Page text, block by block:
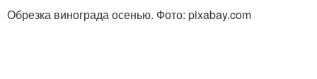
Обрезка винограда осенью. Фото: pixabay.com